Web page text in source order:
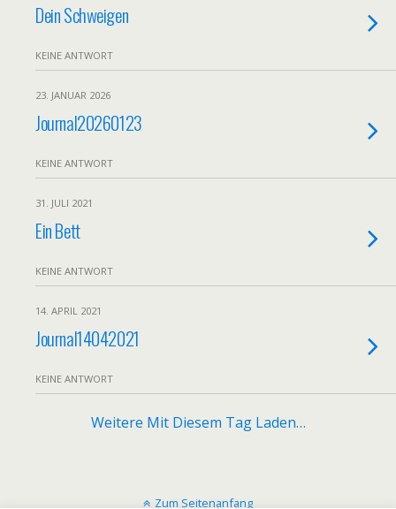
Dein Schweigen
KEINE ANTWORT
23. JANUAR 2026
Journal20260123
KEINE ANTWORT
31. JULI 2021
Ein Bett
KEINE ANTWORT
14. APRIL 2021
Journal14042021
KEINE ANTWORT
Weitere Mit Diesem Tag Laden…
Zum Seitenanfang